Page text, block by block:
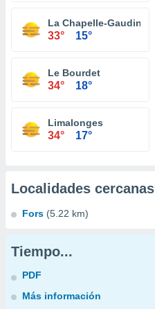
La Chapelle-Gaudin
33° 15°
Le Bourdet
34° 18°
Limalonges
34° 17°
Localidades cercanas
Fors (5.22 km)
Tiempo...
PDF
Más información